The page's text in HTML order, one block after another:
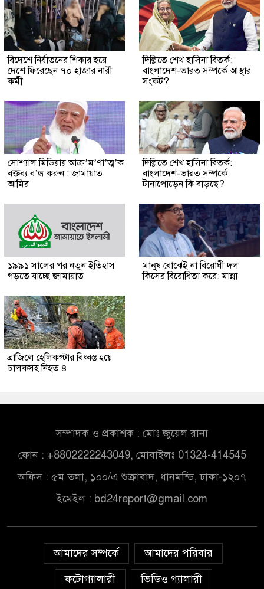
বিদেশে নির্যাতনের শিকার হয়ে
দেশে ফিরেছেন ৭০ হাজার নারী
কর্মী
দিল্লিতে শেখ হাসিনা বিতর্ক:
বাংলাদেশ-ভারত সম্পর্কে আস্থার
সংকট?
সোশ্যাল মিডিয়ায় আক্র’ম’ণা’ত্ম’ক
বক্তব্য ব’ন্ধ করুন : জামায়াত
আমির
দিল্লিতে শেখ হাসিনা বিতর্ক:
বাংলাদেশ-ভারত সম্পর্কে
টানাপোড়েন কি বাড়ছে?
১৯৯১ সালের পর নতুন ইতিহাস
গড়তে যাচ্ছে জামায়াত
মানুষ বোঝেই না বিরোধী দল
কিসের বিরোধিতা করে: মান্না
ব্রাজিলে হেলিকপ্টার বিধ্বস্ত হয়ে
চালকসহ নিহত ৪
সম্পাদক ও প্রকাশক : মোঃ জুয়েল রানা
ফোন : +8802222243049, মোবাইলঃ 01324-414545
অফিস : ৫ম তলা, ১০০/এ শুক্রাবাদ, ধানমন্ডি, ঢাকা-১২০৭
ইমেইল : bd24report@gmail.com
আমাদের সম্পর্কে
আমাদের পরিবার
ফটোগ্যালারী
ভিডিও গ্যালারী